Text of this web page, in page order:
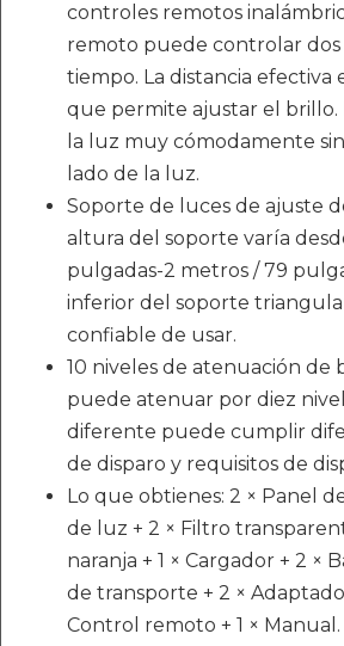
controles remotos
remoto puede controlar dos
tiempo. La distancia efectiva
que permite ajustar el
la luz muy cómodamente
lado de la luz.
Soporte de luces de ajuste
altura del soporte varía
pulgadas-2 metros / 79
inferior del soporte
confiable de usar.
10 niveles de atenuación de
puede atenuar por diez
diferente puede cumplir
de disparo y requisitos de
Lo que obtienes: 2 × Panel
de luz + 2 × Filtro
naranja + 1 × Cargador + 2 ×
de transporte + 2 ×
Control remoto + 1 ×